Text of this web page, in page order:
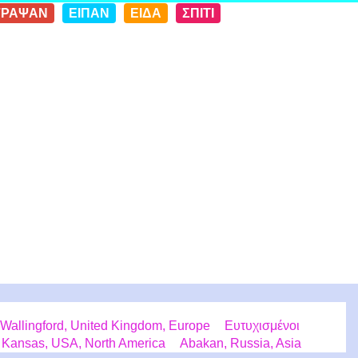
ΕΙΠΑΝ ΕΙΔΑ ΣΠΙΤΙ
Wallingford, United Kingdom, Europe
Ευτυχισμένοι
USA, North America Abakan, Russia, Asia